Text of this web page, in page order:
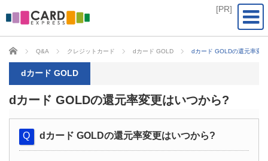
CARD EXPRESS
Q&A クレジットカード dカード GOLD dカード GOLDの還元率変
dカード GOLD
dカード GOLDの還元率変更はいつから?
dカード GOLDの還元率変更はいつから?